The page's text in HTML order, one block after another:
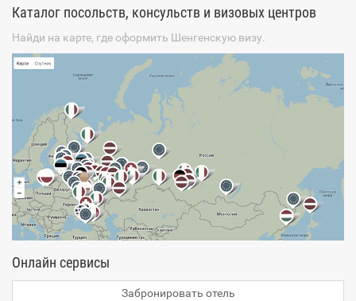
Каталог посольств, консульств и визовых центров
Найди на карте, где оформить Шенгенскую визу.
Онлайн сервисы
Забронировать отель